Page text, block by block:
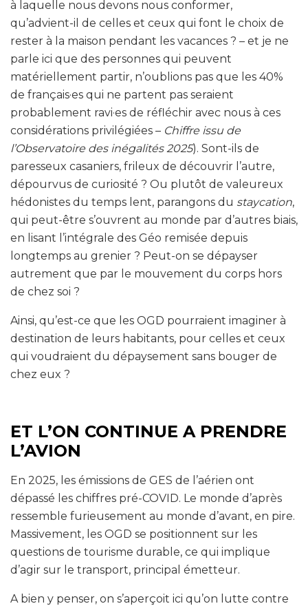
à laquelle nous devons nous conformer,
qu’advient-il de celles et ceux qui font le choix de
rester à la maison pendant les vacances ? – et je ne
parle ici que des personnes qui peuvent
matériellement partir, n’oublions pas que les 40%
de français·es qui ne partent pas seraient
probablement ravi·es de réfléchir avec nous à ces
considérations privilégiées – Chiffre issu de
l’Observatoire des inégalités 2025). Sont-ils de
paresseux casaniers, frileux de découvrir l’autre,
dépourvus de curiosité ? Ou plutôt de valeureux
hédonistes du temps lent, parangons du staycation,
qui peut-être s’ouvrent au monde par d’autres biais,
en lisant l’intégrale des Géo remisée depuis
longtemps au grenier ? Peut-on se dépayser
autrement que par le mouvement du corps hors
de chez soi ?
Ainsi, qu’est-ce que les OGD pourraient imaginer à
destination de leurs habitants, pour celles et ceux
qui voudraient du dépaysement sans bouger de
chez eux ?
ET L’ON CONTINUE A PRENDRE
L’AVION
En 2025, les émissions de GES de l’aérien ont
dépassé les chiffres pré-COVID. Le monde d’après
ressemble furieusement au monde d’avant, en pire.
Massivement, les OGD se positionnent sur les
questions de tourisme durable, ce qui implique
d’agir sur le transport, principal émetteur.
A bien y penser, on s’aperçoit ici qu’on lutte contre